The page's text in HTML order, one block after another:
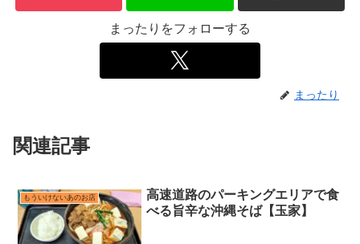
まったりをフォローする
まったり
関連記事
もういけないあのお店
高速道路のパーキングエリアで食
べる旨辛な沖縄そば【玉家】